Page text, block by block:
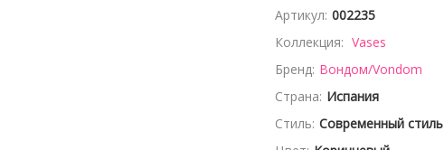
Артикул: 002235
Коллекция: Vases
Бренд: Вондом/Vondom
Страна: Испания
Стиль: Современный стиль